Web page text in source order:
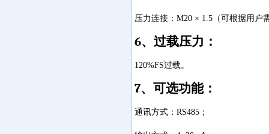
压力连接： M20 × 1.5 （可根据用户
6、过载压力：
120%FS过载。
7、可选功能：
通讯方式： RS485 ；